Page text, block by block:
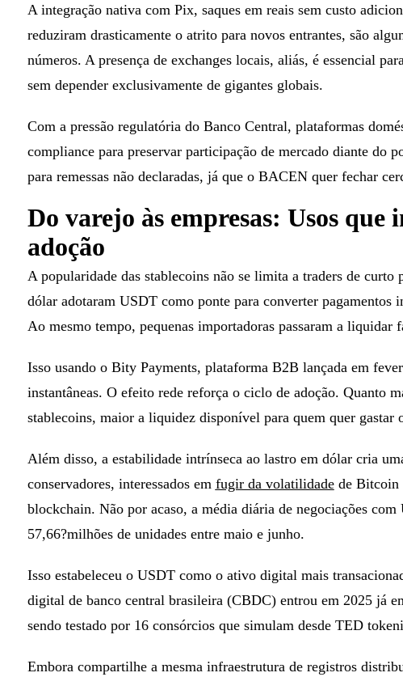
A integração nativa com Pix, saques em reais sem custo
reduziram drasticamente o atrito para novos entrantes, são
números. A presença de exchanges locais, aliás, é essencial
sem depender exclusivamente de gigantes globais.
Com a pressão regulatória do Banco Central, plataformas
compliance para preservar participação de mercado diante do
para remessas não declaradas, já que o BACEN quer fechar
Do varejo às empresas: Usos que
adoção
A popularidade das stablecoins não se limita a traders de curto
dólar adotaram USDT como ponte para converter pagamentos
Ao mesmo tempo, pequenas importadoras passaram a liquidar
Isso usando o Bity Payments, plataforma B2B lançada em
instantâneas. O efeito rede reforça o ciclo de adoção. Quanto
stablecoins, maior a liquidez disponível para quem quer gastar
Além disso, a estabilidade intrínseca ao lastro em dólar cria
conservadores, interessados em fugir da volatilidadede Bitcoin
blockchain. Não por acaso, a média diária de negociações
57,66?milhões de unidades entre maio e junho.
Isso estabeleceu o USDT como o ativo digital mais
digital de banco central brasileira (CBDC) entrou em 2025 já
sendo testado por 16 consórcios que simulam desde TED
Embora compartilhe a mesma infraestrutura de registros